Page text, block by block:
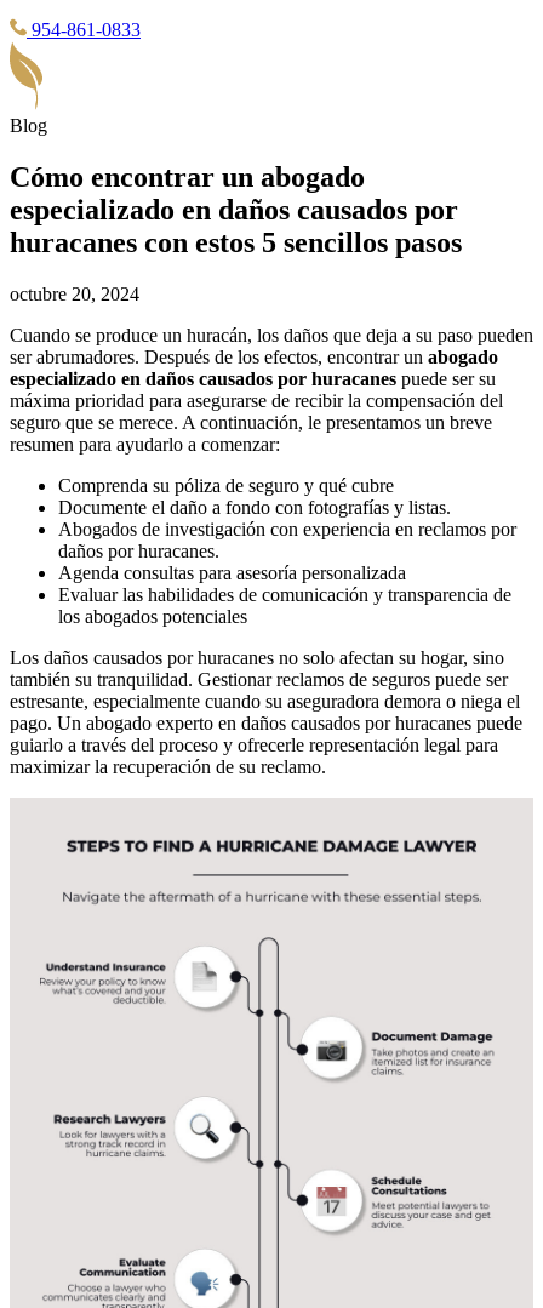
954-861-0833
Blog
Cómo encontrar un abogado
especializado en daños causados ​​por
huracanes con estos 5 sencillos pasos
octubre 20, 2024
Cuando se produce un huracán, los daños que deja a su paso pueden
ser abrumadores. Después de los efectos, encontrar un abogado
especializado en daños causados ​​por huracanes puede ser su
máxima prioridad para asegurarse de recibir la compensación del
seguro que se merece. A continuación, le presentamos un breve
resumen para ayudarlo a comenzar:
Comprenda su póliza de seguro y qué cubre
Documente el daño a fondo con fotografías y listas.
Abogados de investigación con experiencia en reclamos por
daños por huracanes.
Agenda consultas para asesoría personalizada
Evaluar las habilidades de comunicación y transparencia de
los abogados potenciales
Los daños causados ​​por huracanes no solo afectan su hogar, sino
también su tranquilidad. Gestionar reclamos de seguros puede ser
estresante, especialmente cuando su aseguradora demora o niega el
pago. Un abogado experto en daños causados ​​por huracanes puede
guiarlo a través del proceso y ofrecerle representación legal para
maximizar la recuperación de su reclamo.